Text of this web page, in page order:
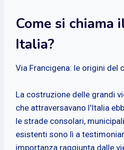
Come si chiama
Italia?
Via Francigena: le origini del
La costruzione delle grandi
che attraversavano l'Italia
le strade consolari,
esistenti sono lì a
importanza raggiunta dalle